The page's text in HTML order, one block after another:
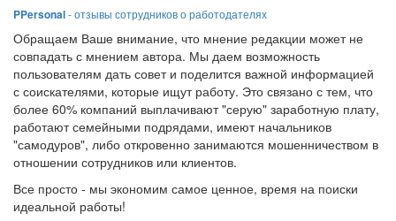
PPersonal- отзывы сотрудников о работодателях
Обращаем Ваше внимание, что мнение редакции может не
совпадать с мнением автора. Мы даем возможность
пользователям дать совет и поделится важной информацией
с соискателями, которые ищут работу. Это связано с тем, что
более 60% компаний выплачивают "серую" заработную плату,
работают семейными подрядами, имеют начальников
"самодуров", либо откровенно занимаются мошенничеством в
отношении сотрудников или клиентов.
Все просто - мы экономим самое ценное, время на поиски
идеальной работы!